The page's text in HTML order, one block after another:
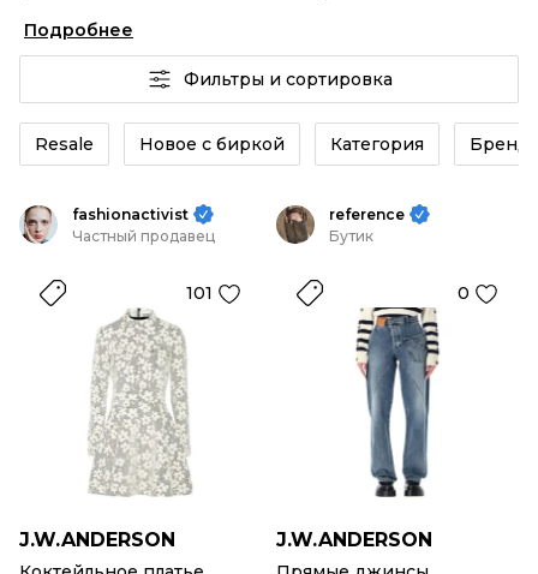
аутентификация каждого заказа – J.W.ANDERSON
Женское от селлеров OSKELLY с быстрой доставкой
по России. Ваш стиль не ждет, и мы тоже! Винтажные
изделия или J.W.ANDERSON Женское из новых
коллекций – заказывайте на сайте или в приложении
OSKELLY с целой экосистемой инструментов.
Подробнее
Фильтры и сортировка
Resale Новое с биркой Категория Бренд
fashionactivist
Частный продавец
101
J.W.ANDERSON
reference
Бутик
0
J.W.ANDERSON